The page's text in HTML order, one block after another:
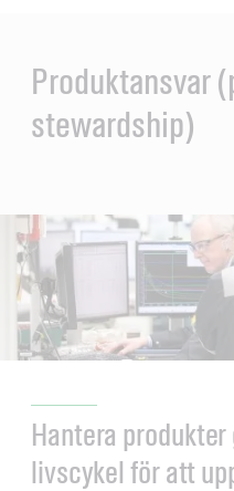
Produktansvar
stewardship)
Hantera produkter
livscykel för att